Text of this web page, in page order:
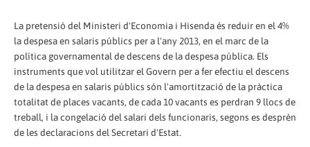
La pretensió del Ministeri d'Economia i Hisenda és reduir en el 4%
la despesa en salaris públics per a l'any 2013, en el marc de la
política governamental de descens de la despesa pública. Els
instruments que vol utilitzar el Govern per a fer efectiu el descens
de la despesa en salaris públics són l'amortització de la pràctica
totalitat de places vacants, de cada 10 vacants es perdran 9 llocs de
treball, i la congelació del salari dels funcionaris, segons es desprèn
de les declaracions del Secretari d'Estat.